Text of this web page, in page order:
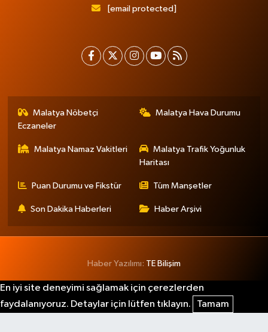
[email protected]
Malatya Nöbetçi
Eczaneler
Malatya Hava Durumu
Malatya Namaz Vakitleri
Malatya Trafik Yoğunluk
Haritası
Puan Durumu ve Fikstür Tüm Manşetler
Son Dakika Haberleri Haber Arşivi
Haber Yazılımı: TE Bilişim
En iyi site deneyimi sağlamak için çerezlerden
faydalanıyoruz. Detaylar için lütfen tıklayın.
Tamam